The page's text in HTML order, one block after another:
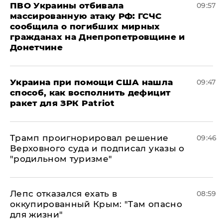
ПВО Украины отбивала
массированную атаку РФ: ГСЧС
сообщила о погибших мирных
гражданах на Днепропетровщине и
Донетчине
09:57
Украина при помощи США нашла
способ, как восполнить дефицит
ракет для ЗРК Patriot
09:47
Трамп проигнорировал решение
Верховного суда и подписал указы о
"родильном туризме"
09:46
Лепс отказался ехать в
оккупированный Крым: "Там опасно
для жизни"
08:59